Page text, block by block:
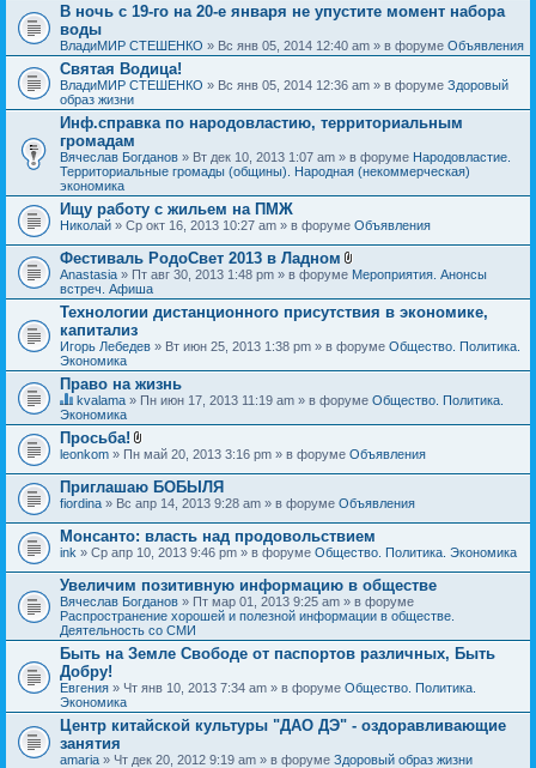
В ночь с 19-го на 20-е января не упустите момент набора
воды
ВладиМИР СТЕШЕНКО » Вс янв 05, 2014 12:40 am » в форуме Объявления
Святая Водица!
ВладиМИР СТЕШЕНКО » Вс янв 05, 2014 12:36 am » в форуме Здоровый
образ жизни
Инф.справка по народовластию, территориальным
громадам
Вячеслав Богданов » Вт дек 10, 2013 1:07 am » в форуме Народовластие.
Территориальные громады (общины). Народная (некоммерческая)
экономика
Ищу работу с жильем на ПМЖ
Николай » Ср окт 16, 2013 10:27 am » в форуме Объявления
Фестиваль РодоСвет 2013 в Ладном
В
о
ж
н
и
я
Anastasia » Пт авг 30, 2013 1:48 pm » в форуме Мероприятия. Анонсы
встреч. Афиша
Технологии дистанционного присутствия в экономике,
капитализ
Игорь Лебедев » Вт июн 25, 2013 1:38 pm » в форуме Общество. Политика.
Экономика
Право на жизнь
Д
а
н
н
я
т
е
м
а
с
о
д
е
р
ж
и
т
о
п
р
о
с
.
kvalama » Пн июн 17, 2013 11:19 am » в форуме Общество. Политика.
Экономика
Просьба!
В
о
ж
е
н
и
я
leonkom » Пн май 20, 2013 3:16 pm » в форуме Объявления
Приглашаю БОБЫЛЯ
fiordina » Вс апр 14, 2013 9:28 am » в форуме Объявления
Монсанто: власть над продовольствием
ink » Ср апр 10, 2013 9:46 pm » в форуме Общество. Политика. Экономика
Увеличим позитивную информацию в обществе
Вячеслав Богданов » Пт мар 01, 2013 9:25 am » в форуме
Распространение хорошей и полезной информации в обществе.
Деятельность со СМИ
Быть на Земле Свободе от паспортов различных, Быть
Добру!
Евгения » Чт янв 10, 2013 7:34 am » в форуме Общество. Политика.
Экономика
Центр китайской культуры "ДАО ДЭ" - оздоравливающие
занятия
amaria » Чт дек 20, 2012 9:19 am » в форуме Здоровый образ жизни